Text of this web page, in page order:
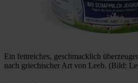
Ein fettreiches, geschmacklich
nach griechischer Art von Leeb. (Bild: